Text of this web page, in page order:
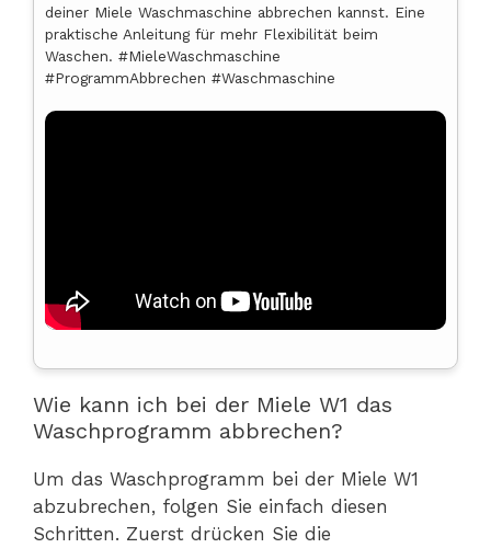
deiner Miele Waschmaschine abbrechen kannst. Eine
praktische Anleitung für mehr Flexibilität beim
Waschen. #MieleWaschmaschine
#ProgrammAbbrechen #Waschmaschine
Wie kann ich bei der Miele W1 das
Waschprogramm abbrechen?
Um das Waschprogramm bei der Miele W1
abzubrechen, folgen Sie einfach diesen
Schritten. Zuerst drücken Sie die